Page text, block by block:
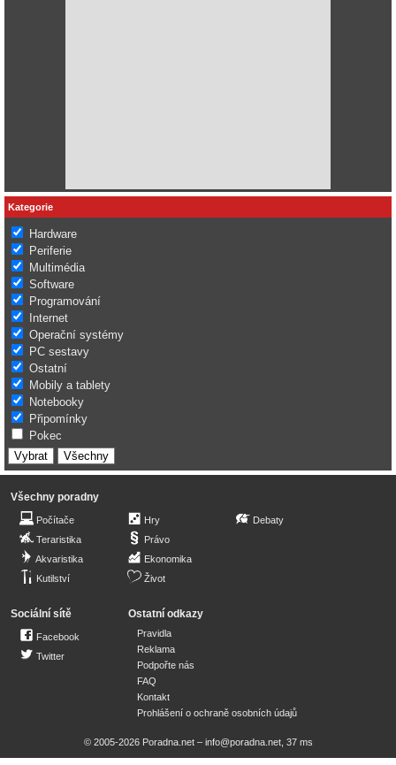
Kategorie
Hardware
Periferie
Multimédia
Software
Programování
Internet
Operační systémy
PC sestavy
Ostatní
Mobily a tablety
Notebooky
Připomínky
Pokec
Všechny poradny
Počítače
Teraristika
Akvaristika
Kutilství
Hry
Právo
Ekonomika
Život
Debaty
Sociální sítě
Facebook
Twitter
Ostatní odkazy
Pravidla
Reklama
Podpořte nás
FAQ
Kontakt
Prohlášení o ochraně osobních údajů
© 2005-2026 Poradna.net – info@poradna.net, 37 ms